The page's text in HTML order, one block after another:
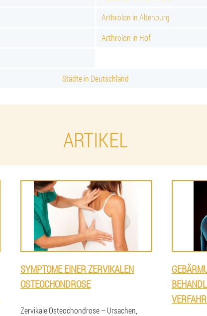
Arthrolon in Altenburg
Arthrolon in Hof
Städte in Deutschland
ARTIKEL
SYMPTOME EINER ZERVIKALEN
OSTEOCHONDROSE
Zervikale Osteochondrose – Ursachen,